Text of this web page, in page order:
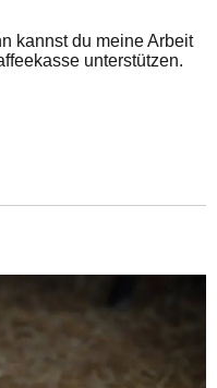
kannst du meine Arbeit
unterstützen.